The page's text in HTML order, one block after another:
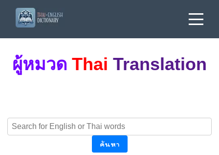
ผู้หมวด Thai Translation
ค้นหา